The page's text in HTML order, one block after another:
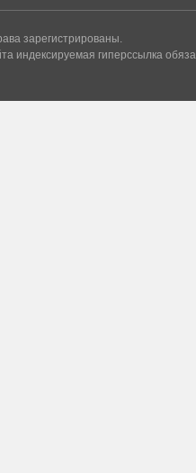
зарегистрированы.
индексируемая гиперссылка